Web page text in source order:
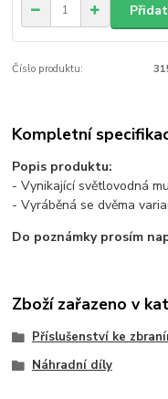
Číslo produktu:
Kompletní
Popis produktu:
- Vynikající světlovodná
- Vyráběná se dvěma
Do poznámky prosím
Zboží zařazeno v
Příslušenství ke
Náhradní díly